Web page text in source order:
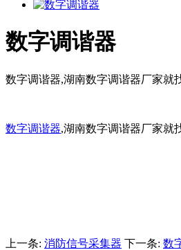
数字调谐器
数字调谐器,湖南数字调谐器厂家就
数字调谐器,湖南数字调谐器厂家就
上一条: 消防信号采集器 下一条: 数